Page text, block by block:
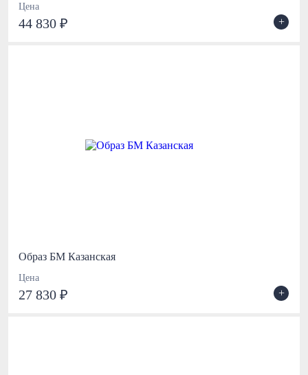
Цена
44 830 ₽ +
Образ БМ Казанская
Цена
27 830 ₽ +